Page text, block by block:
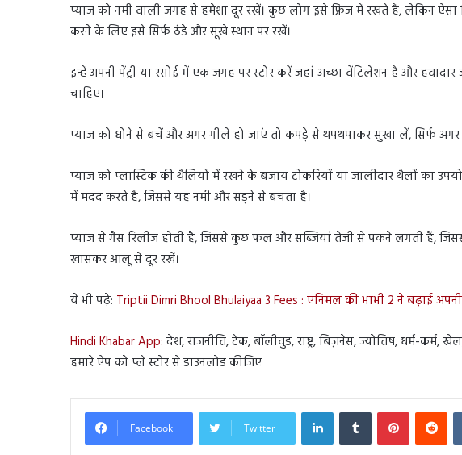
प्याज को नमी वाली जगह से हमेशा दूर रखें। कुछ लोग इसे फ्रिज में रखते हैं, लेकिन
करने के लिए इसे सिर्फ ठंडे और सूखे स्थान पर रखें।
इन्हें अपनी पेंट्री या रसोई में एक जगह पर स्टोर करें जहां अच्छा वेंटिलेशन है और
चाहिए।
प्याज को धोने से बचें और अगर गीले हो जाएं तो कपड़े से थपथपाकर सुखा लें, सिर्फ अगर
प्याज को प्लास्टिक की थैलियों में रखने के बजाय टोकरियों या जालीदार थैलों का
में मदद करते हैं, जिससे यह नमी और सड़ने से बचता है।
प्याज से गैस रिलीज होती है, जिससे कुछ फल और सब्जियां तेजी से पकने लगती हैं,
खासकर आलू से दूर रखें।
ये भी पढ़े: Triptii Dimri Bhool Bhulaiyaa 3 Fees : एनिमल की भाभी 2 ने बढ़ाई
Hindi Khabar App: देश, राजनीति, टेक, बॉलीवुड, राष्ट्र, बिज़नेस, ज्योतिष, धर्म-
हमारे ऐप को प्ले स्टोर से डाउनलोड कीजिए
Facebook Twitter
LinkedInTumblr Pinterest